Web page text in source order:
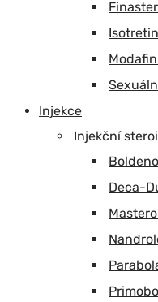
Injekce
Injekční
Deca-